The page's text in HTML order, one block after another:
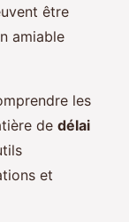
être
amiable
les
de délai
et